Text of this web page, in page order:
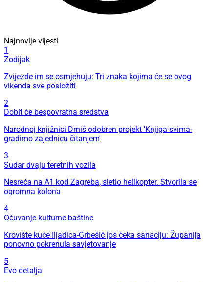
Najnovije vijesti
1
Zodijak
Zvijezde im se osmjehuju: Tri znaka kojima će se ovog
vikenda sve posložiti
2
Dobit će bespovratna sredstva
Narodnoj knjižnici Drniš odobren projekt 'Knjiga svima-
gradimo zajednicu čitanjem'
3
Sudar dvaju teretnih vozila
Nesreća na A1 kod Zagreba, sletio helikopter. Stvorila se
ogromna kolona
4
Očuvanje kulturne baštine
Krovište kuće Iljadica-Grbešić još čeka sanaciju: Županija
ponovno pokrenula savjetovanje
5
Evo detalja